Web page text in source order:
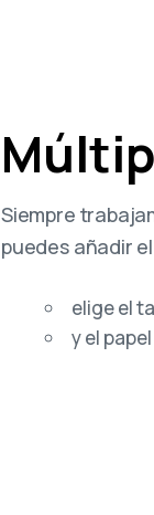
Siempre
puedes añadir
elige el
y el